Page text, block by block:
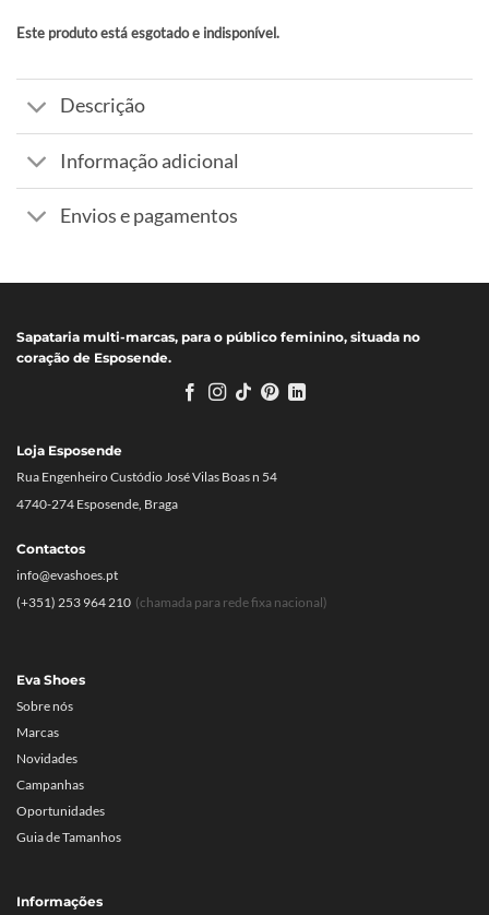
Este produto está esgotado e indisponível.
Alternative:
Descrição
Informação adicional
Envios e pagamentos
Sapataria multi-marcas, para o público feminino, situada no
coração de Esposende.
Eva Shoes
Sobre nós
Marcas
Novidades
Campanhas
Oportunidades
Guia de Tamanhos
Informações
Loja Esposende
Rua Engenheiro Custódio José Vilas Boas n 54
4740-274 Esposende, Braga
Contactos
info@evashoes.pt
(+351) 253 964 210 (chamada para rede fixa nacional)